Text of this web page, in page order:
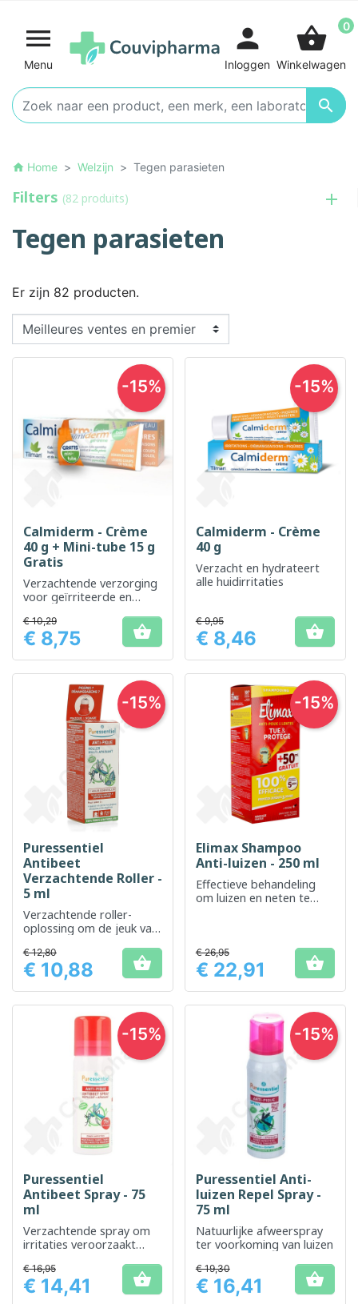

Menu

person
Inloggen
shopping_basket 0
Winkelwagen
home Home Welzijn Tegen parasieten
Filters (82 produits)
Tegen parasieten
Er zijn 82 producten.
Calmiderm - Crème
40 g + Mini-tube 15 g
Gratis
Verzachtende verzorging
voor geïrriteerde en
Prijs
€ 10,29
€ 8,75 
-15%
Calmiderm - Crème
40 g
Verzacht en hydrateert
alle huidirritaties
Prijs
€ 9,95
€ 8,46 
-15%
Puressentiel
Antibeet
Verzachtende Roller -
5 ml
Verzachtende roller-
oplossing om de jeuk van
verlichten
Prijs
€ 12,80
€ 10,88 
-15%
Elimax Shampoo
Anti-luizen - 250 ml
Effectieve behandeling
om luizen en neten te
Prijs
€ 26,95
€ 22,91 
-15%
Puressentiel
Antibeet Spray - 75
ml
Verzachtende spray om
irritaties veroorzaakt
verzachten.
Prijs
€ 16,95
€ 14,41 
-15%
Puressentiel Anti-
luizen Repel Spray -
75 ml
Natuurlijke afweerspray
ter voorkoming van luizen
Prijs
€ 19,30
€ 16,41 
-15%